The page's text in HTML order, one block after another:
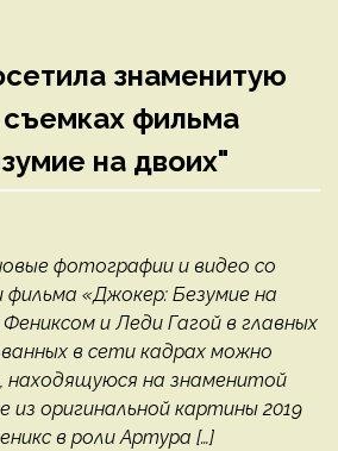
знаменитую
фильма
на двоих"
фотографии и видео со
фильма «Джокер: Безумие на
и Леди Гагой в главных
в сети кадрах можно
находящуюся на знаменитой
из оригинальной картины 2019
в роли Артура […]